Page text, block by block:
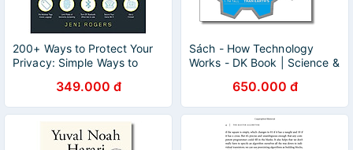
200+ Ways to Protect Your
Privacy: Simple Ways to
Your Privacy--On and Offline
349.000 đ
Sách - How Technology
Works - DK Book | Science &
Ngoại văn Nhập khẩu
650.000 đ